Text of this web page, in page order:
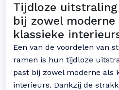
Tijdloze
bij zowel moderne
klassieke
Een van de voordelen van
ramen is hun tijdloze
past bij zowel moderne als
interieurs. Dankzij de